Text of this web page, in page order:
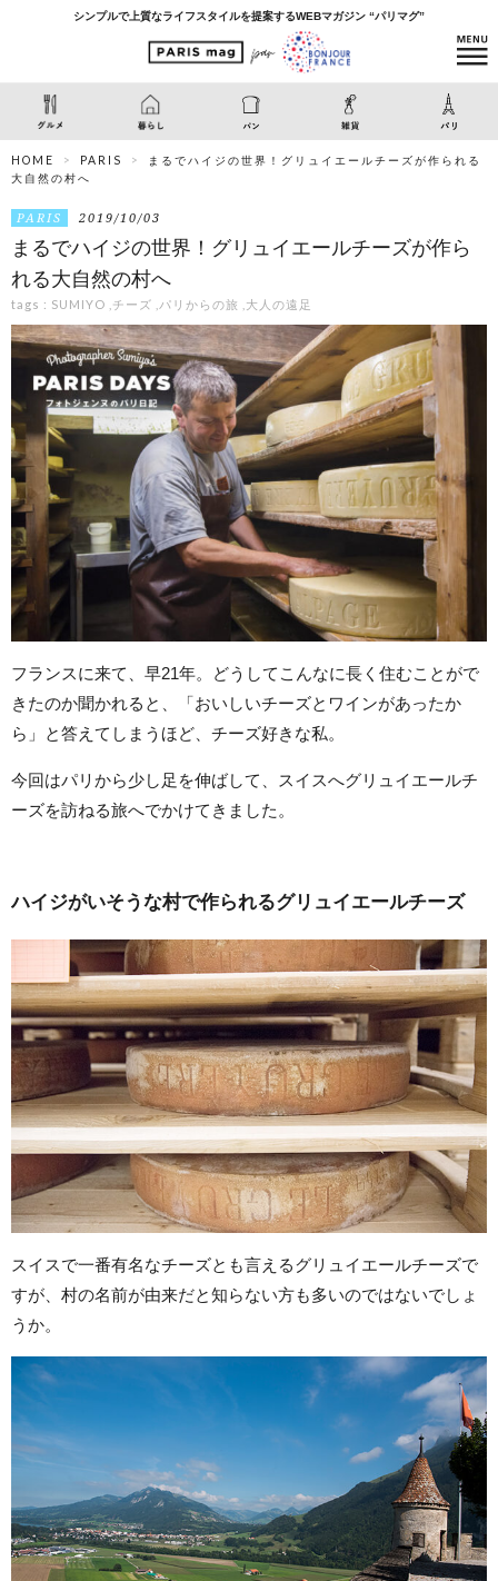
シンプルで上質なライフスタイルを提案するWEBマガジン “パリマグ”
HOME PARIS
まるでハイジの世界！グリュイエールチーズが作られる
大自然の村へ
PARIS 2019/10/03
まるでハイジの世界！グリュイエールチーズが作ら
れる大自然の村へ
tags : SUMIYO チーズ パリからの旅 大人の遠足
フランスに来て、早21年。どうしてこんなに長く住むことがで
きたのか聞かれると、「おいしいチーズとワインがあったか
ら」と答えてしまうほど、チーズ好きな私。
今回はパリから少し足を伸ばして、スイスへグリュイエールチ
ーズを訪ねる旅へでかけてきました。
ハイジがいそうな村で作られるグリュイエールチーズ
スイスで一番有名なチーズとも言えるグリュイエールチーズで
すが、村の名前が由来だと知らない方も多いのではないでしょ
うか。